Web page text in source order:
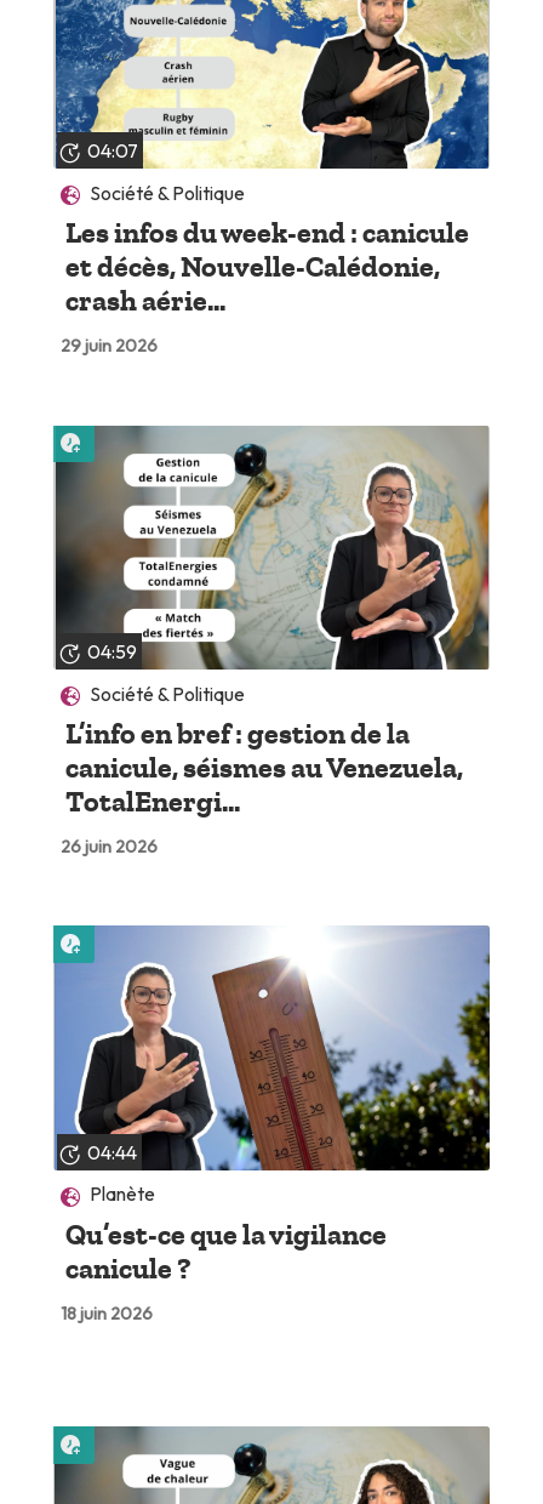
04:07
Société & Politique
Les infos du week-end : canicule
et décès, Nouvelle-Calédonie,
crash aérie...
29 juin 2026
04:59
Société & Politique
L’info en bref : gestion de la
canicule, séismes au Venezuela,
TotalEnergi...
26 juin 2026
Lire plus tard
04:44
Planète
Qu’est-ce que la vigilance
canicule ?
18 juin 2026
Lire plus tard